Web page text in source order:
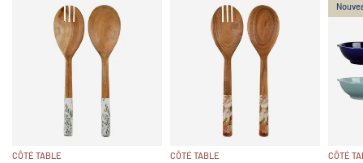
CÔTÉ TABLE
CÔTÉ TABLE
CÔTÉ